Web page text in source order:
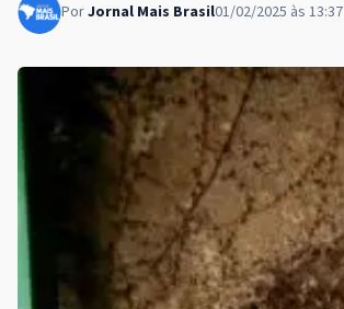
PorJornal Mais Brasil01/02/2025 às 13:37